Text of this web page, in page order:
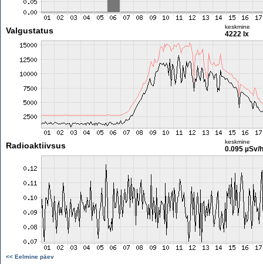
Valgustatus keskmine
4222 lx
Radioaktiivsus keskmine
0.095 µSv/h
<< Eelmine päev